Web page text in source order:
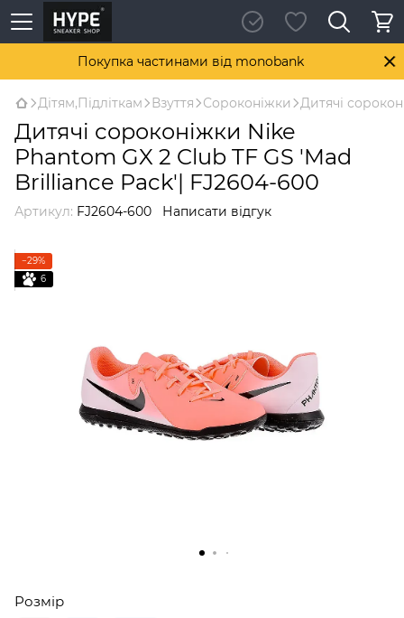
Покупка частинами від monobank
Дітям,Підліткам Взуття Сороконіжки Дитячі
Дитячі сороконіжки Nike
Phantom GX 2 Club TF GS 'Mad
Brilliance Pack'| FJ2604-600
Артикул: FJ2604-600 Написати відгук
−29%
6
Розмір